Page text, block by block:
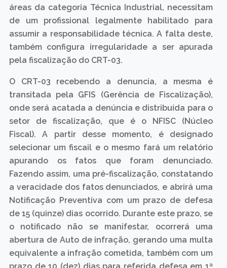
áreas da categoria Técnica Industrial, necessitam
de um profissional legalmente habilitado para
assumir a responsabilidade técnica. A falta deste,
também configura irregularidade a ser apurada
pela fiscalização do CRT-03.
O CRT-03 recebendo a denuncia, a mesma é
transitada pela GFIS (Gerência de Fiscalização),
onde será acatada a denúncia e distribuída para o
setor de fiscalização, que é o NFISC (Núcleo
Fiscal). A partir desse momento, é designado
selecionar um fiscail e o mesmo fará um relatório
apurando os fatos que foram denunciado.
Fazendo assim, uma pré-fiscalização, constatando
a veracidade dos fatos denunciados, e abrirá uma
Notificação Preventiva com um prazo de defesa
de 15 (quinze) dias ocorrido. Durante este prazo, se
o notificado não se manifestar, ocorrerá uma
abertura de Auto de infração, gerando uma multa
equivalente a infração cometida, também com um